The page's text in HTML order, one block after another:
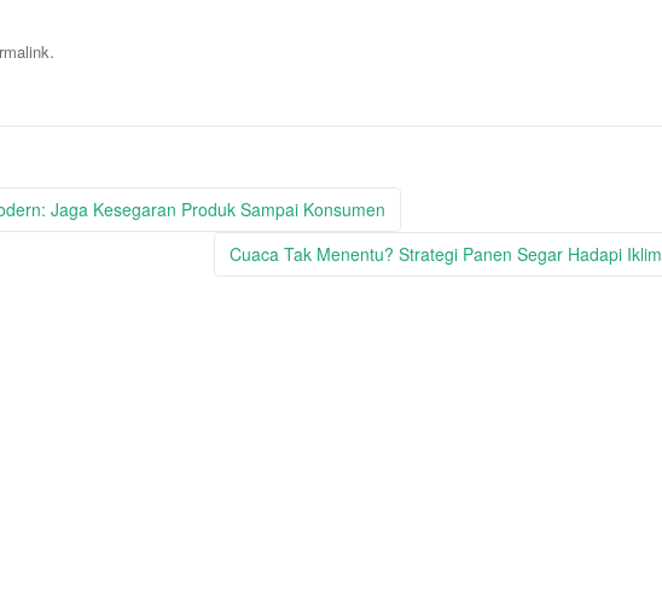
.
Jaga Kesegaran Produk Sampai Konsumen
Cuaca Tak Menentu? Strategi Panen Segar Hadapi Iklim